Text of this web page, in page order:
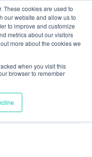
These cookies are used to
our website and allow us to
to improve and customize
metrics about our visitors
more about the cookies we
when you visit this
browser to remember